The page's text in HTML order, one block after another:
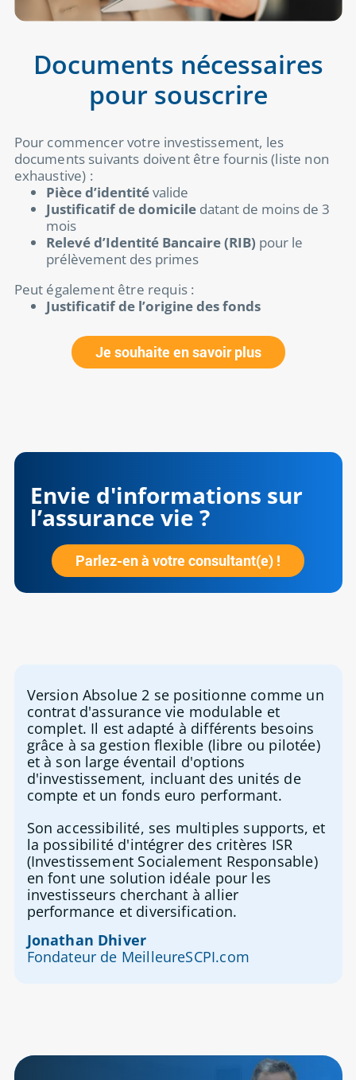
Documents nécessaires
pour souscrire
Pour commencer votre investissement, les
documents suivants doivent être fournis (liste non
exhaustive) :
Pièce d’identitévalide
Justificatif de domiciledatant de moins de 3
mois
Relevé d’Identité Bancaire (RIB) pour le
prélèvement des primes
Peut également être requis :
Justificatif de l’origine des fonds
Je souhaite en savoir plus
Envie d'informations sur
l’assurance vie ?
Parlez-en à votre consultant(e) !
Version Absolue 2 se positionne comme un
contrat d'assurance vie modulable et
complet. Il est adapté à différents besoins
grâce à sa gestion flexible (libre ou pilotée)
et à son large éventail d'options
d'investissement, incluant des unités de
compte et un fonds euro performant.
Son accessibilité, ses multiples supports, et
la possibilité d'intégrer des critères ISR
(Investissement Socialement Responsable)
en font une solution idéale pour les
investisseurs cherchant à allier
performance et diversification.
Jonathan Dhiver
Fondateur de MeilleureSCPI.com